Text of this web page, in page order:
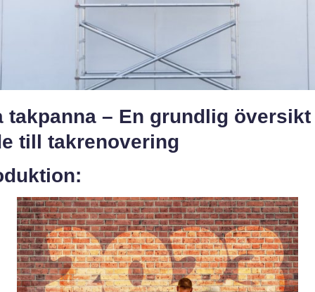
takpanna – En grundlig
till takrenovering